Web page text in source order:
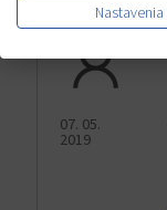
07. 05.
2019
Nastavenia